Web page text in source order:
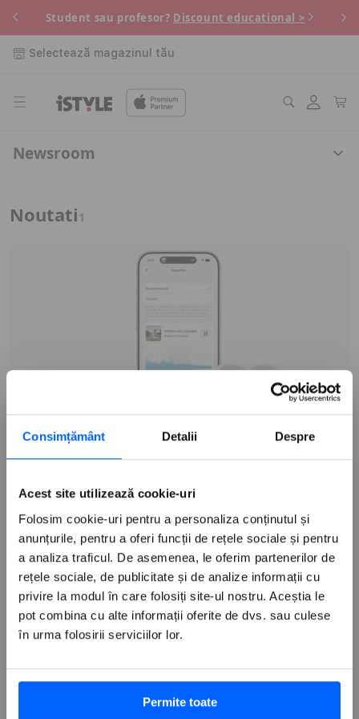
Consimțământ Detalii Despre
Acest site utilizează cookie-uri
Folosim cookie-uri pentru a personaliza conținutul și
anunțurile, pentru a oferi funcții de rețele sociale și pentru
a analiza traficul. De asemenea, le oferim partenerilor de
rețele sociale, de publicitate și de analize informații cu
privire la modul în care folosiți site-ul nostru. Aceștia le
pot combina cu alte informații oferite de dvs. sau culese
în urma folosirii serviciilor lor.
Permite toate
Salt la
conținut
Student sau profesor? Discount educational >
Selectează magazinul tău
Conectați-
vă
Coș
Newsroom
Noutati1
Apple introduce un egalizator
personalizat pentru AirPods
Noutati Noutati Apple
Produsele noastre
Mac
iPad